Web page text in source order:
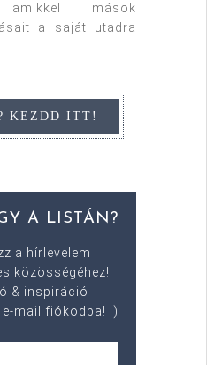
amikkel mások
a saját utadra
A LISTÁN?
a hírlevelem
közösségéhez!
& inspiráció
e-mail fiókodba! :)